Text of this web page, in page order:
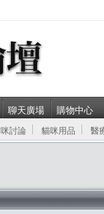
聊天廣場 購物中心
討論 貓咪用品 醫